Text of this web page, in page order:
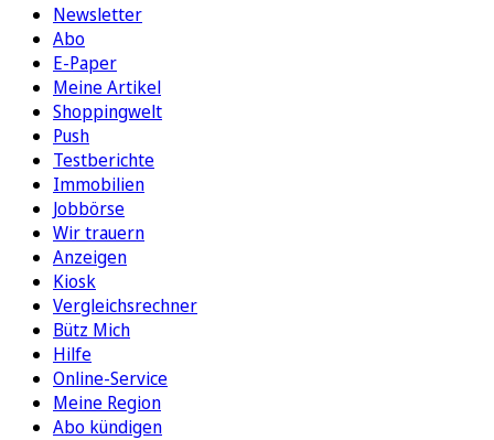
Newsletter
Abo
E-Paper
Meine Artikel
Shoppingwelt
Push
Testberichte
Immobilien
Jobbörse
Wir trauern
Anzeigen
Kiosk
Vergleichsrechner
Bütz Mich
Hilfe
Online-Service
Meine Region
Abo kündigen